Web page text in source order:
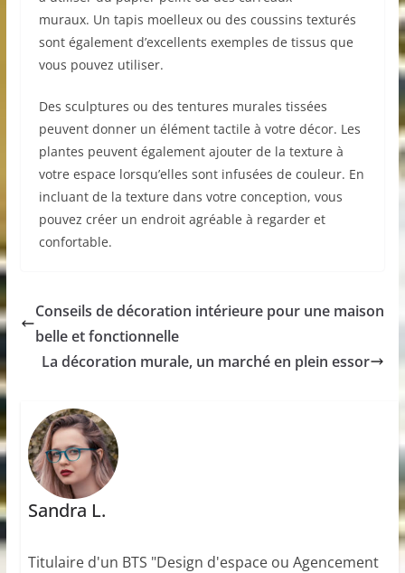
muraux. Un tapis moelleux ou des coussins texturés
sont également d’excellents exemples de tissus que
vous pouvez utiliser.
Des sculptures ou des tentures murales tissées
peuvent donner un élément tactile à votre décor. Les
plantes peuvent également ajouter de la texture à
votre espace lorsqu’elles sont infusées de couleur. En
incluant de la texture dans votre conception, vous
pouvez créer un endroit agréable à regarder et
confortable.
Conseils de décoration intérieure pour une maison
belle et fonctionnelle
La décoration murale, un marché en plein essor
Sandra L.
Titulaire d'un BTS "Design d'espace ou Agencement